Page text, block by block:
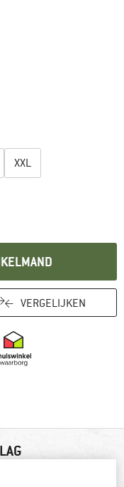
XXL
VERGELIJKEN
Vind hier de
hier!